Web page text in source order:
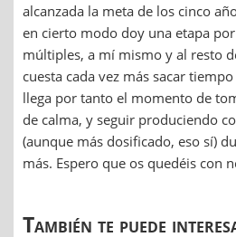
alcanzada la meta de los cinco
en cierto modo doy una etapa
múltiples, a mí mismo y al resto
cuesta cada vez más sacar
llega por tanto el momento de
de calma, y seguir produciendo
(aunque más dosificado, eso sí)
más. Espero que os quedéis con
También te puede